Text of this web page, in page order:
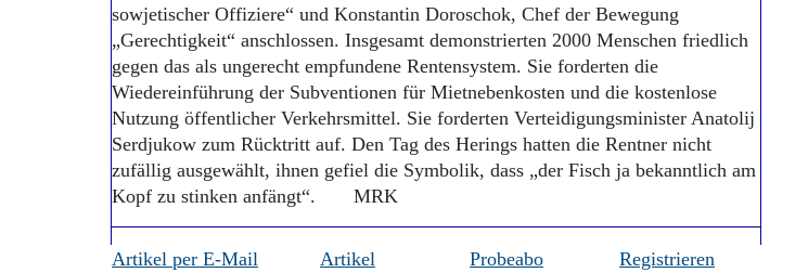
sowjetischer Offiziere“ und Konstantin Doroschok, Chef der Bewegung
„Gerechtigkeit“ anschlossen. Insgesamt demonstrierten 2000 Menschen friedlich
gegen das als ungerecht empfundene Rentensystem. Sie forderten die
Wiedereinführung der Subventionen für Mietnebenkosten und die kostenlose
Nutzung öffentlicher Verkehrsmittel. Sie forderten Verteidigungsminister Anatolij
Serdjukow zum Rücktritt auf. Den Tag des Herings hatten die Rentner nicht
zufällig ausgewählt, ihnen gefiel die Symbolik, dass „der Fisch ja bekanntlich am
Kopf zu stinken anfängt“. MRK
Artikel per E-Mail
Artikel
Probeabo
Registrieren